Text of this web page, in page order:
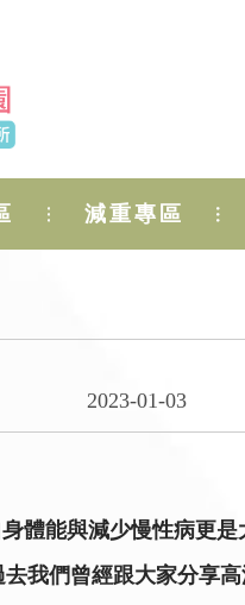
減重專區
2023-01-03
體能與減少慢性病更
我們曾經跟大家分享